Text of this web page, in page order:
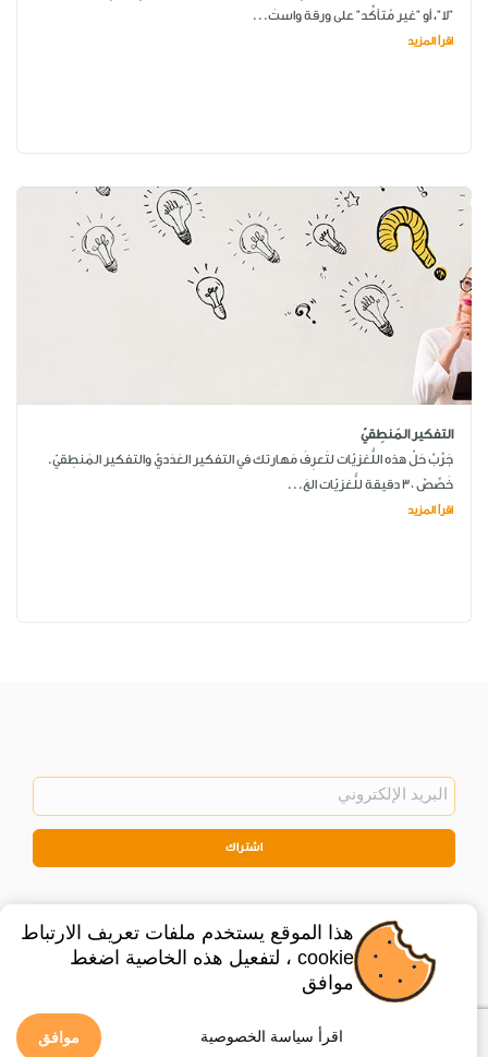
"لا"، أو "غير مُتأكِّد" على ورقة واستَ...
اقرأ المزيد
التفكير المَنطِقيّ
جَرِّبْ حَلّ هذه اللُّغزيّات لتَعرِفَ مَهارتك في التفكير العَدَديّ والتفكير المَنطِقيّ.
خَصِّصْ 30 دقيقة للُّغزيّات العَ...
اقرأ المزيد
اشتراك
هذا الموقع يستخدم ملفات تعريف الارتباط
cookie ، لتفعيل هذه الخاصية اضغط
موافق
موافق اقرأ سياسة الخصوصية